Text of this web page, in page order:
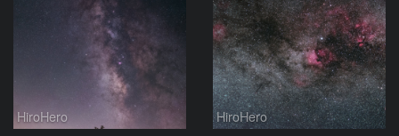
HiroHero HiroHero